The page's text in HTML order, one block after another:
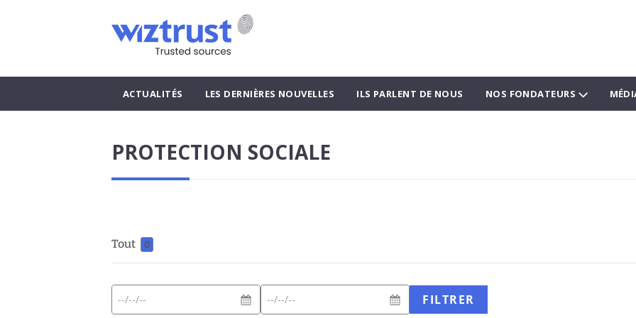
ACTUALITÉS LES DERNIÈRES NOUVELLES ILS PARLENT DE NOUS NOS FONDATEURS
PROTECTION SOCIALE
Tout 0
Date
de
Date
de
Format
FILTRER